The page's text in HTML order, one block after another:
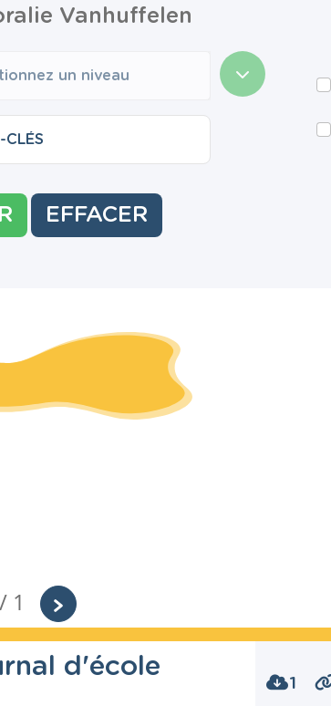
Vanhuffelen
un niveau
EFFACER
1
d'école
1